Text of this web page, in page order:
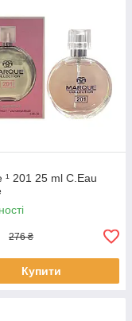
¹ 201 25 ml C.Eau
276 ₴
Купити